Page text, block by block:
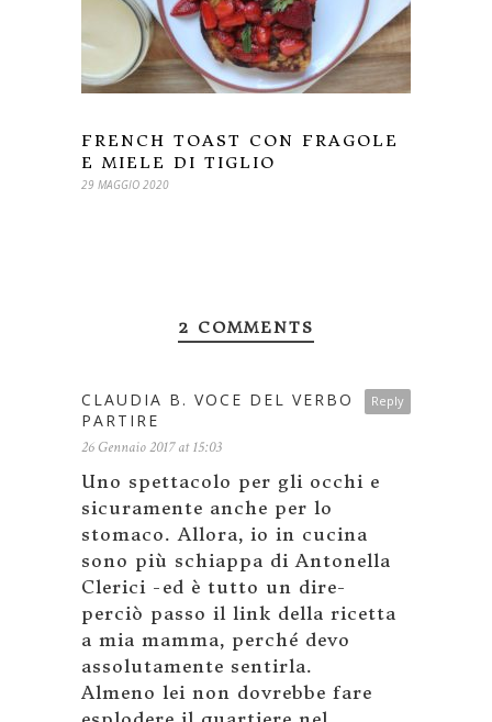
FRENCH TOAST CON FRAGOLE
E MIELE DI TIGLIO
29 MAGGIO 2020
2 COMMENTS
Reply
CLAUDIA B. VOCE DEL VERBO
PARTIRE
26 Gennaio 2017 at 15:03
Uno spettacolo per gli occhi e
sicuramente anche per lo
stomaco. Allora, io in cucina
sono più schiappa di Antonella
Clerici -ed è tutto un dire-
perciò passo il link della ricetta
a mia mamma, perché devo
assolutamente sentirla.
Almeno lei non dovrebbe fare